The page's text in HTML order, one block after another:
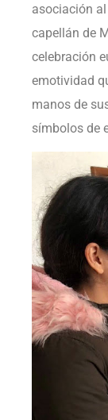
asociación al
capellán de
celebración
emotividad
manos de
símbolos de